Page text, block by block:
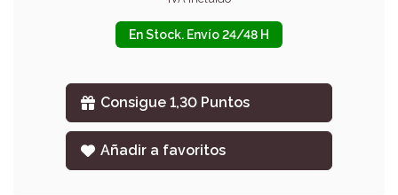
En Stock. Envío 24/48 H
Consigue 1,30 Puntos
Añadir a favoritos